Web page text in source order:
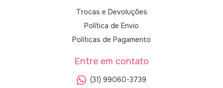
Trocas e Devoluções
Política de Envio
Políticas de Pagamento
Entre em contato
(31) 99060-3739